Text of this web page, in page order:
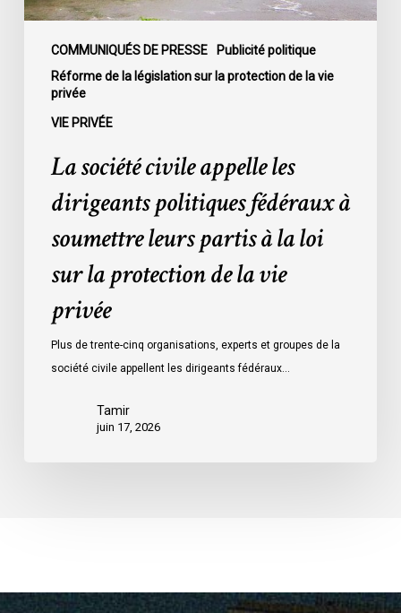
COMMUNIQUÉS DE PRESSE
Publicité politique
Réforme de la législation sur la protection de la vie
privée
VIE PRIVÉE
soumettre
partis
protection
privée
La société civile appelle les
dirigeants politiques fédéraux à
soumettre leurs partis à la loi
sur la protection de la vie
privée
Plus de trente-cinq organisations, experts et groupes de la
société civile appellent les dirigeants fédéraux…
Tamir
juin 17, 2026